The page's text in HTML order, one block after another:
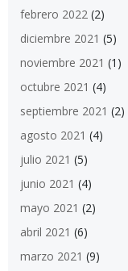
febrero 2022 (2)
diciembre 2021 (5)
noviembre 2021 (1)
octubre 2021 (4)
septiembre 2021 (2)
agosto 2021 (4)
julio 2021 (5)
junio 2021 (4)
mayo 2021 (2)
abril 2021 (6)
marzo 2021 (9)